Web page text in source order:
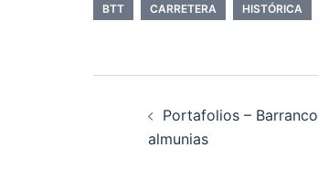
BTT CARRETERA HISTÓRICA
Navegación
Portafolios –
almunias